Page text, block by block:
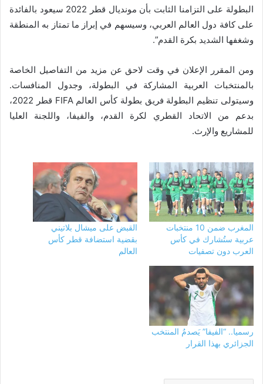
البطولة على التزامنا الثابت بأن مونديال قطر 2022 سيعود بالفائدة
على كافة دول العالم العربي، وسيسهم في إبراز ما تمتاز به المنطقة
وشغفها الشديد بكرة القدم”.
ومن المقرر الإعلان في وقت لاحق عن مزيد من التفاصيل الخاصة
بالمنتخبات العربية المشاركة في البطولة، وجدول المنافسات.
وسيتولى تنظيم البطولة فريق بطولة كأس العالم FIFA قطر 2022،
بدعم من الاتحاد القطري لكرة القدم، والفيفا، واللجنة العليا
للمشاريع والإرث.
المغرب ضمن 10 منتخبات
عربية ستُشارك في كأس
العرب دون تصفيات
القبض على ميشال بلاتيني
بقضية استضافة قطر كأس
العالم
رسميا.. “الفيفا” يَصدمُ المنتخب
الجزائري بهذا القرار